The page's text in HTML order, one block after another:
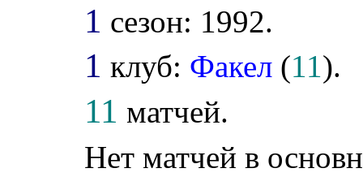
1 сезон: 1992.
1 клуб: Факел (11).
11 матчей.
Нет матчей в